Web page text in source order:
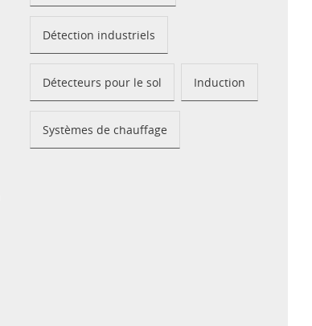
Détection industriels
Détecteurs pour le sol Induction
Systèmes de chauffage